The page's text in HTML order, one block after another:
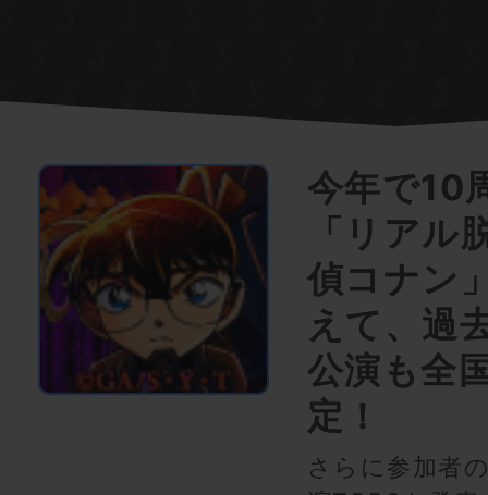
今年で10
「リアル
偵コナン
えて、過
公演も全
定！
さらに参加者